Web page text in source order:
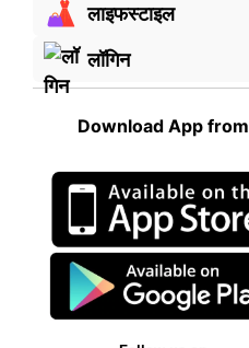
लाइफस्टाइल
लॉगिन
Download App from